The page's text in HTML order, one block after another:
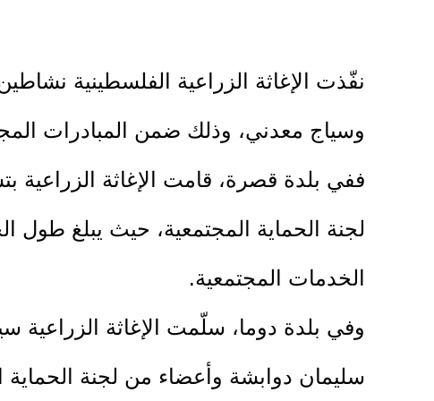
نفّذت الإغاثة الزراعية الفلسطينية
وسياج معدني، وذلك ضمن المبادرات
الخدمات المجتمعية.
وفي بلدة دوما، سلّمت الإغاثة الزراعية
سليمان دوابشة وأعضاء من لجنة الحماية